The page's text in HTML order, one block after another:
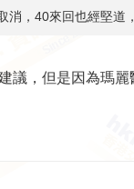
消，40來回也經堅道
議，但是因為瑪